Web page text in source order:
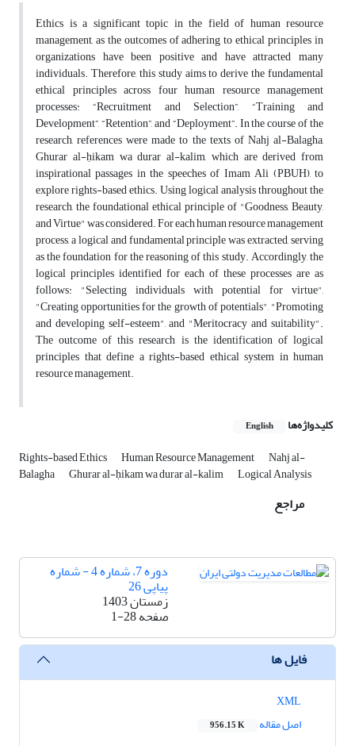
Ethics is a significant topic in the field of human resource
management, as the outcomes of adhering to ethical principles in
organizations have been positive and have attracted many
individuals. Therefore, this study aims to derive the fundamental
ethical principles across four human resource management
processes: “Recruitment and Selection”, “Training and
Development”, “Retention”, and “Deployment”. In the course of the
research, references were made to the texts of Nahj al-Balagha,
Ghurar al-ḥikam wa durar al-kalim, which are derived from
inspirational passages in the speeches of Imam Ali (PBUH), to
explore rights-based ethics. Using logical analysis throughout the
research, the foundational ethical principle of "Goodness, Beauty,
and Virtue" was considered. For each human resource management
process, a logical and fundamental principle was extracted, serving
as the foundation for the reasoning of this study. Accordingly, the
logical principles identified for each of these processes are as
follows: "Selecting individuals with potential for virtue",
"Creating opportunities for the growth of potentials", "Promoting
and developing self-esteem", and "Meritocracy and suitability".
The outcome of this research is the identification of logical
principles that define a rights-based ethical system in human
resource management.
کلیدواژه‌ها English
Rights-based Ethics Human Resource Management Nahj al-
Balagha Ghurar al-ḥikam wa durar al-kalim Logical Analysis
مراجع
دوره 7، شماره 4 - شماره
پیاپی 26
زمستان 1403
صفحه1-28
فایل ها
اصل مقاله
956.15 K